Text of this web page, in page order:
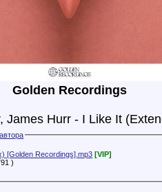
Golden Recordings
James Hurr - I Like It
[Golden Recordings].mp3 [VIP]
, Слушали: 791 )